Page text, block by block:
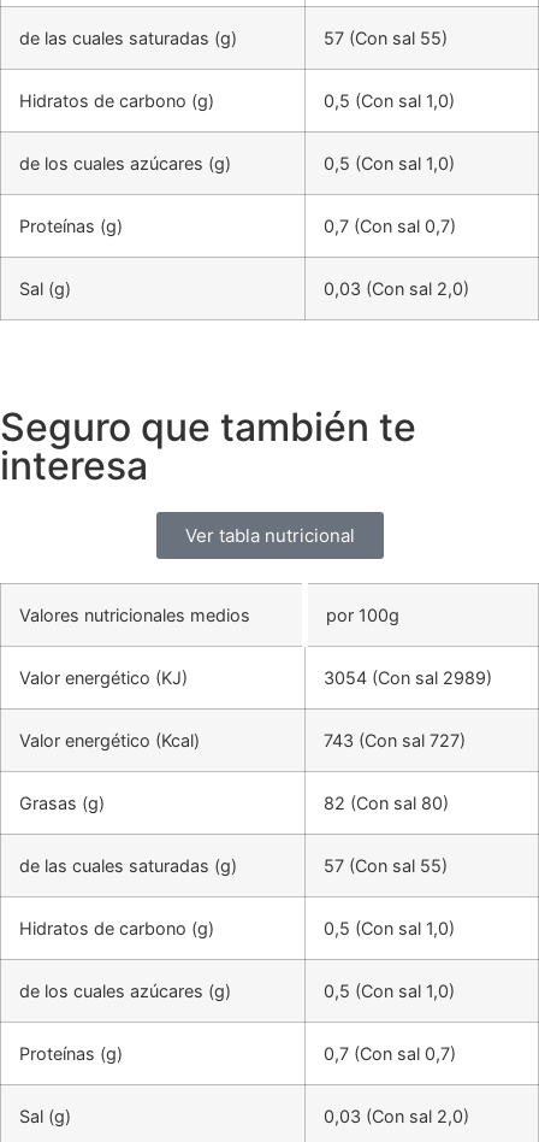
de las cuales saturadas (g) 57 (Con sal 55)
Hidratos de carbono (g) 0,5 (Con sal 1,0)
de los cuales azúcares (g) 0,5 (Con sal 1,0)
Proteínas (g) 0,7 (Con sal 0,7)
Sal (g) 0,03 (Con sal 2,0)
Seguro que también te
interesa
Ver tabla nutricional
Valores nutricionales medios por 100g
Valor energético (KJ) 3054 (Con sal 2989)
Valor energético (Kcal) 743 (Con sal 727)
Grasas (g) 82 (Con sal 80)
de las cuales saturadas (g) 57 (Con sal 55)
Hidratos de carbono (g) 0,5 (Con sal 1,0)
de los cuales azúcares (g) 0,5 (Con sal 1,0)
Proteínas (g) 0,7 (Con sal 0,7)
Sal (g) 0,03 (Con sal 2,0)